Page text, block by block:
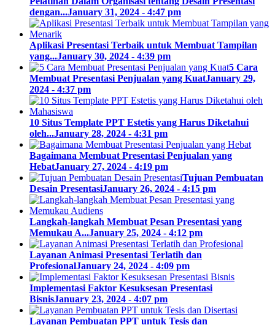
dengan...January 31, 2024 - 4:47 pm
Aplikasi Presentasi Terbaik untuk Membuat Tampilan
yang...January 30, 2024 - 4:39 pm
5 Cara
Membuat Presentasi Penjualan yang KuatJanuary 29,
2024 - 4:37 pm
10 Situs Template PPT Estetis yang Harus Diketahui
oleh...January 28, 2024 - 4:31 pm
Bagaimana Membuat Presentasi Penjualan yang
HebatJanuary 27, 2024 - 4:19 pm
Tujuan Pembuatan
Desain PresentasiJanuary 26, 2024 - 4:15 pm
Langkah-langkah Membuat Pesan Presentasi yang
Memukau A...January 25, 2024 - 4:12 pm
Layanan Animasi Presentasi Terlatih dan
ProfesionalJanuary 24, 2024 - 4:09 pm
Implementasi Faktor Kesuksesan Presentasi
BisnisJanuary 23, 2024 - 4:07 pm
Layanan Pembuatan PPT untuk Tesis dan